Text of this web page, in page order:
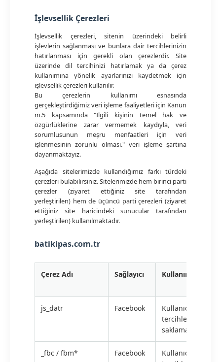
İşlevsellik Çerezleri
İşlevsellik çerezleri, sitenin üzerindeki belirli
işlevlerin sağlanması ve bunlara dair tercihlerinizin
hatırlanması için gerekli olan çerezlerdir. Site
üzerinde dil tercihinizi hatırlamak ya da çerez
kullanımına yönelik ayarlarınızı kaydetmek için
işlevsellik çerezleri kullanılır.
Bu çerezlerin kullanımı esnasında
gerçekleştirdiğimiz veri işleme faaliyetleri için Kanun
m.5 kapsamında "İlgili kişinin temel hak ve
özgürlüklerine zarar vermemek kaydıyla, veri
sorumlusunun meşru menfaatleri için veri
işlenmesinin zorunlu olması." veri işleme şartına
dayanmaktayız.
Aşağıda sitelerimizde kullandığımız farkı türdeki
çerezleri bulabilirsiniz. Sitelerimizde hem birinci parti
çerezler (ziyaret ettiğiniz site tarafından
yerleştirilen) hem de üçüncü parti çerezleri (ziyaret
ettiğiniz site haricindeki sunucular tarafından
yerleştirilen) kullanılmaktadır.
batikipas.com.tr
Çerez Adı Sağlayıcı Kullanım Amacı
js_datr Facebook
Kullanıcı
tercihlerini
saklamak için
_fbc / fbm* Facebook
Kullanıcı